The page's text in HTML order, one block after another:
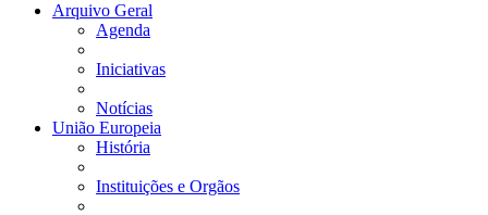
Arquivo Geral
Agenda
Iniciativas
Notícias
União Europeia
História
Instituições e Orgãos